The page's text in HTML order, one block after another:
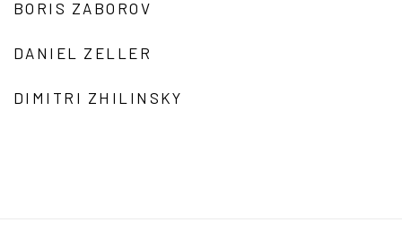
BORIS ZABOROV
DANIEL ZELLER
DIMITRI ZHILINSKY